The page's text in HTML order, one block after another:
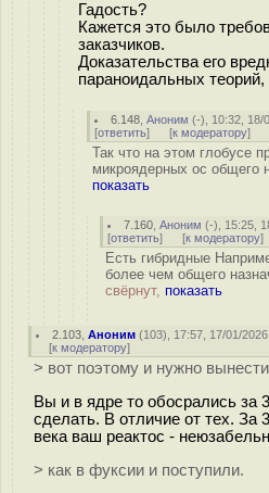
Гадость?
Кажется это было
заказчиков.
Доказательства его
параноидальных
6.148 ,Аноним (-), 10:32, 18/
[ответить] [к модератору]
Так что на этом глобусе
микроядерных ос общего
показать
7.160 ,Аноним (-), 15:25,
[ответить] [к модератору]
Есть гибридные
более чем общего
свёрнут, показать
2.103 ,Аноним (103), 17:57, 17/01/
[к модератору]
> вот поэтому и нужно
Вы и в ядре то обосpaлись за
сделать. В отличие от тех. За
века ваш реактос -
> как в фуксии и поступили.